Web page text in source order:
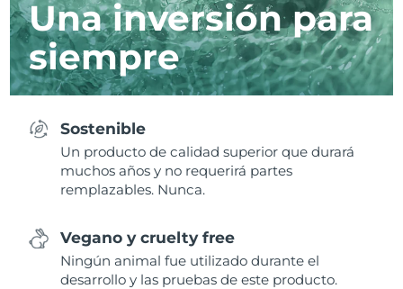
Una inversión para
siempre
Sostenible
Un producto de calidad superior que durará
muchos años y no requerirá partes
remplazables. Nunca.
Vegano y cruelty free
Ningún animal fue utilizado durante el
desarrollo y las pruebas de este producto.